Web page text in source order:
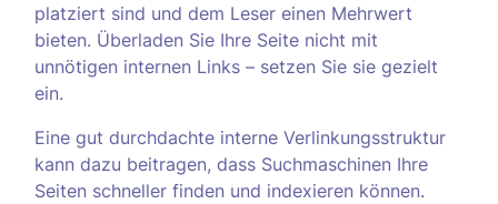
platziert sind und dem Leser einen Mehrwert
bieten. Überladen Sie Ihre Seite nicht mit
unnötigen internen Links – setzen Sie sie gezielt
ein.
Eine gut durchdachte interne Verlinkungsstruktur
kann dazu beitragen, dass Suchmaschinen Ihre
Seiten schneller finden und indexieren können.